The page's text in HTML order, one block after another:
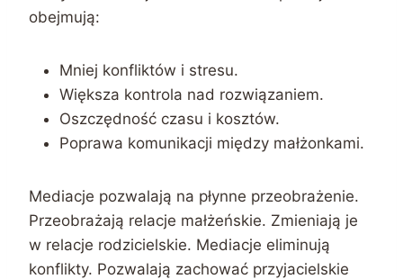
obejmują:
Mniej konfliktów i stresu.
Większa kontrola nad rozwiązaniem.
Oszczędność czasu i kosztów.
Poprawa komunikacji między małżonkami.
Mediacje pozwalają na płynne przeobrażenie.
Przeobrażają relacje małżeńskie. Zmieniają je
w relacje rodzicielskie. Mediacje eliminują
konflikty. Pozwalają zachować przyjacielskie